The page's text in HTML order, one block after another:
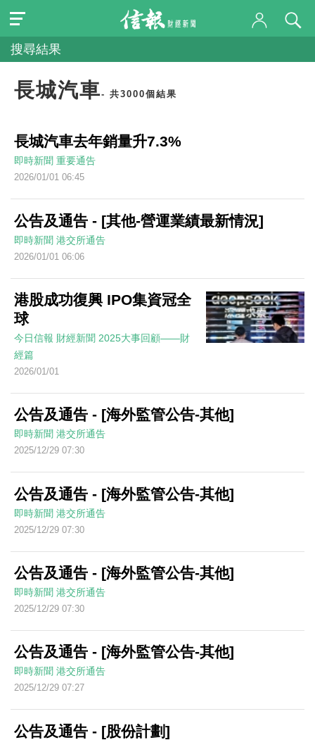
搜尋結果
長城汽車- 共3000個結果
長城汽車去年銷量升7.3%
即時新聞 重要通告
2026/01/01 06:45
公告及通告 - [其他-營運業績最新情況]
即時新聞 港交所通告
2026/01/01 06:06
港股成功復興 IPO集資冠全
球
今日信報 財經新聞 2025大事回顧——財
經篇
2026/01/01
公告及通告 - [海外監管公告-其他]
即時新聞 港交所通告
2025/12/29 07:30
公告及通告 - [海外監管公告-其他]
即時新聞 港交所通告
2025/12/29 07:30
公告及通告 - [海外監管公告-其他]
即時新聞 港交所通告
2025/12/29 07:30
公告及通告 - [海外監管公告-其他]
即時新聞 港交所通告
2025/12/29 07:27
公告及通告 - [股份計劃]